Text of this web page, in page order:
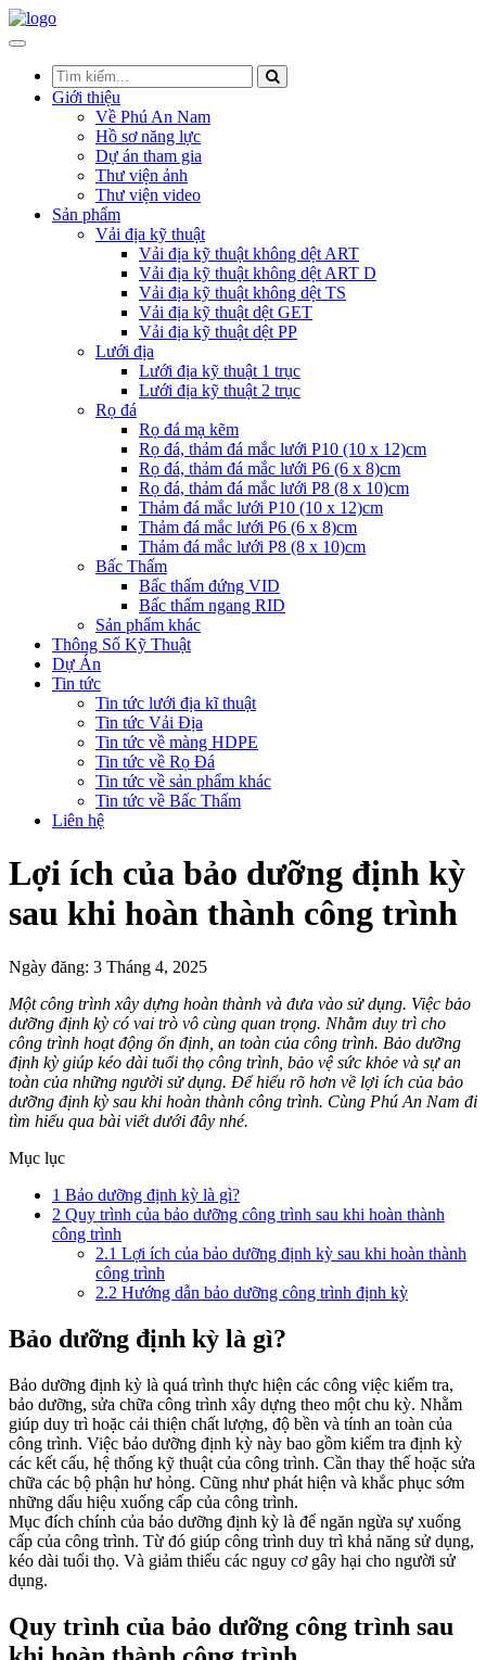
Giới thiệu
Về Phú An Nam
Hồ sơ năng lực
Dự án tham gia
Thư viện ảnh
Thư viện video
Sản phẩm
Vải địa kỹ thuật
Vải địa kỹ thuật không dệt ART
Vải địa kỹ thuật không dệt ART D
Vải địa kỹ thuật không dệt TS
Vải địa kỹ thuật dệt GET
Vải địa kỹ thuật dệt PP
Lưới địa
Lưới địa kỹ thuật 1 trục
Lưới địa kỹ thuật 2 trục
Rọ đá
Rọ đá mạ kẽm
Rọ đá, thảm đá mắc lưới P10 (10 x 12)cm
Rọ đá, thảm đá mắc lưới P6 (6 x 8)cm
Rọ đá, thảm đá mắc lưới P8 (8 x 10)cm
Thảm đá mắc lưới P10 (10 x 12)cm
Thảm đá mắc lưới P6 (6 x 8)cm
Thảm đá mắc lưới P8 (8 x 10)cm
Bấc Thấm
Bấc thấm đứng VID
Bấc thấm ngang RID
Sản phẩm khác
Thông Số Kỹ Thuật
Dự Án
Tin tức
Tin tức lưới địa kĩ thuật
Tin tức Vải Địa
Tin tức về màng HDPE
Tin tức về Rọ Đá
Tin tức về sản phẩm khác
Tin tức về Bấc Thấm
Liên hệ
Lợi ích của bảo dưỡng định kỳ
sau khi hoàn thành công trình
Ngày đăng: 3 Tháng 4, 2025
Một công trình xây dựng hoàn thành và đưa vào sử dụng. Việc bảo
dưỡng định kỳ có vai trò vô cùng quan trọng. Nhằm duy trì cho
công trình hoạt động ổn định, an toàn của công trình. Bảo dưỡng
định kỳ giúp kéo dài tuổi thọ công trình, bảo vệ sức khỏe và sự an
toàn của những người sử dụng. Để hiểu rõ hơn về lợi ích của bảo
dưỡng định kỳ sau khi hoàn thành công trình. Cùng Phú An Nam đi
tìm hiểu qua bài viết dưới đây nhé.
Mục lục
1 Bảo dưỡng định kỳ là gì?
2 Quy trình của bảo dưỡng công trình sau khi hoàn thành
công trình
2.1 Lợi ích của bảo dưỡng định kỳ sau khi hoàn thành
công trình
2.2 Hướng dẫn bảo dưỡng công trình định kỳ
Bảo dưỡng định kỳ là gì?
Bảo dưỡng định kỳ là quá trình thực hiện các công việc kiểm tra,
bảo dưỡng, sửa chữa công trình xây dựng theo một chu kỳ. Nhằm
giúp duy trì hoặc cải thiện chất lượng, độ bền và tính an toàn của
công trình. Việc bảo dưỡng định kỳ này bao gồm kiểm tra định kỳ
các kết cấu, hệ thống kỹ thuật của công trình. Cần thay thế hoặc sửa
chữa các bộ phận hư hỏng. Cũng như phát hiện và khắc phục sớm
những dấu hiệu xuống cấp của công trình.
Mục đích chính của bảo dưỡng định kỳ là để ngăn ngừa sự xuống
cấp của công trình. Từ đó giúp công trình duy trì khả năng sử dụng,
kéo dài tuổi thọ. Và giảm thiểu các nguy cơ gây hại cho người sử
dụng.
Quy trình của bảo dưỡng công trình sau